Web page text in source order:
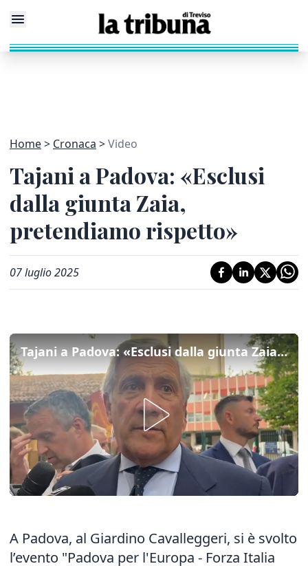
Home Cronaca Video
Tajani a Padova: «Esclusi
dalla giunta Zaia,
pretendiamo rispetto»
07 luglio 2025
Tajani a Padova: «Esclusi dalla giunta Zaia, pretendiamo rispetto»
A Padova, al Giardino Cavalleggeri, si è svolto
l’evento "Padova per l'Europa - Forza Italia